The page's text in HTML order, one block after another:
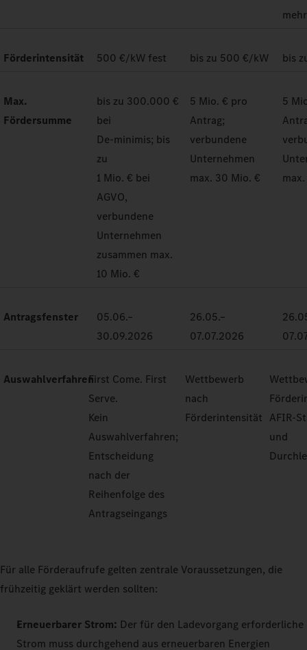
mehr
Förderintensität 500 €/kW fest bis zu 500 €/kW bis
Max.
Fördersumme
bis zu 300.000 €
bei
De-minimis; bis
zu
1 Mio. € bei
AGVO,
verbundene
Unternehmen
zusammen max.
10 Mio. €
5 Mio. € pro
Antrag;
verbundene
Unternehmen
max. 30 Mio. €
5
Antragsfenster
05.06.–
30.09.2026
26.05.–
07.07.2026
AuswahlverfahrenFirst Come. First
Serve.
Kein
Auswahlverfahren;
Entscheidung
nach der
Reihenfolge des
Antragseingangs
Wettbewerb
nach
Förderintensität AFIR-
und
Für alle Förderaufrufe gelten zentrale Voraussetzungen, die
frühzeitig geklärt werden sollten:
Erneuerbarer Strom: Der für den Ladevorgang erforderliche
Strom muss durchgehend aus erneuerbaren Energien